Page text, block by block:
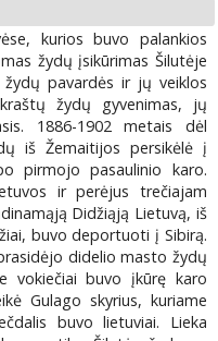
kurios buvo palankios
žydų įsikūrimas Šilutėje
pavardės ir jų veiklos
žydų gyvenimas, jų
1886-1902 metais dėl
iš Žemaitijos persikėlė į
pirmojo pasaulinio karo.
ir perėjus trečiajam
Didžiąją Lietuvą, iš
buvo deportuoti į Sibirą.
didelio masto žydų
vokiečiai buvo įkūrę karo
Gulago skyrius, kuriame
buvo lietuviai. Lieka